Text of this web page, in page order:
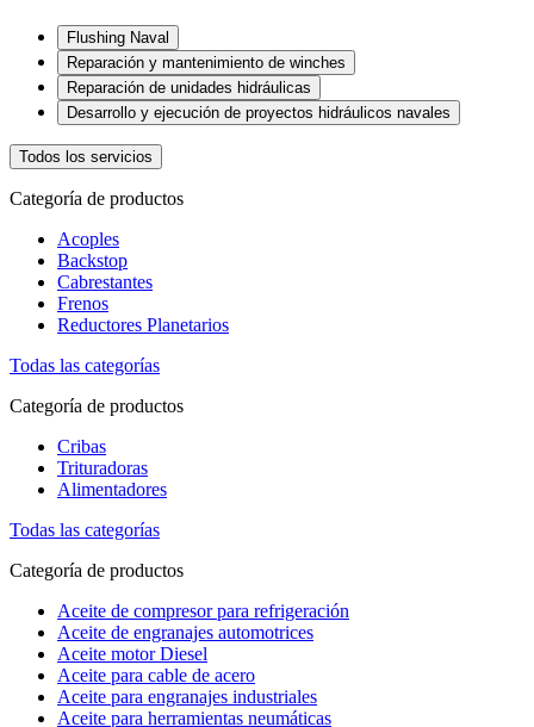
Flushing Naval
Reparación y mantenimiento de winches
Reparación de unidades hidráulicas
Desarrollo y ejecución de proyectos hidráulicos navales
Todos los servicios
Categoría de productos
Acoples
Backstop
Cabrestantes
Frenos
Reductores Planetarios
Todas las categorías
Categoría de productos
Cribas
Trituradoras
Alimentadores
Todas las categorías
Categoría de productos
Aceite de compresor para refrigeración
Aceite de engranajes automotrices
Aceite motor Diesel
Aceite para cable de acero
Aceite para engranajes industriales
Aceite para herramientas neumáticas